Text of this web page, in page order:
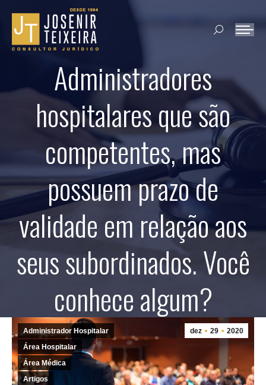
Search:
Administradores
hospitalares que são
competentes, mas
possuem prazo de
validade em relação aos
seus subordinados. Você
conhece algum?
dez 29 2020
Administrador Hospitalar
Área Hospitalar
Área Médica
Artigos